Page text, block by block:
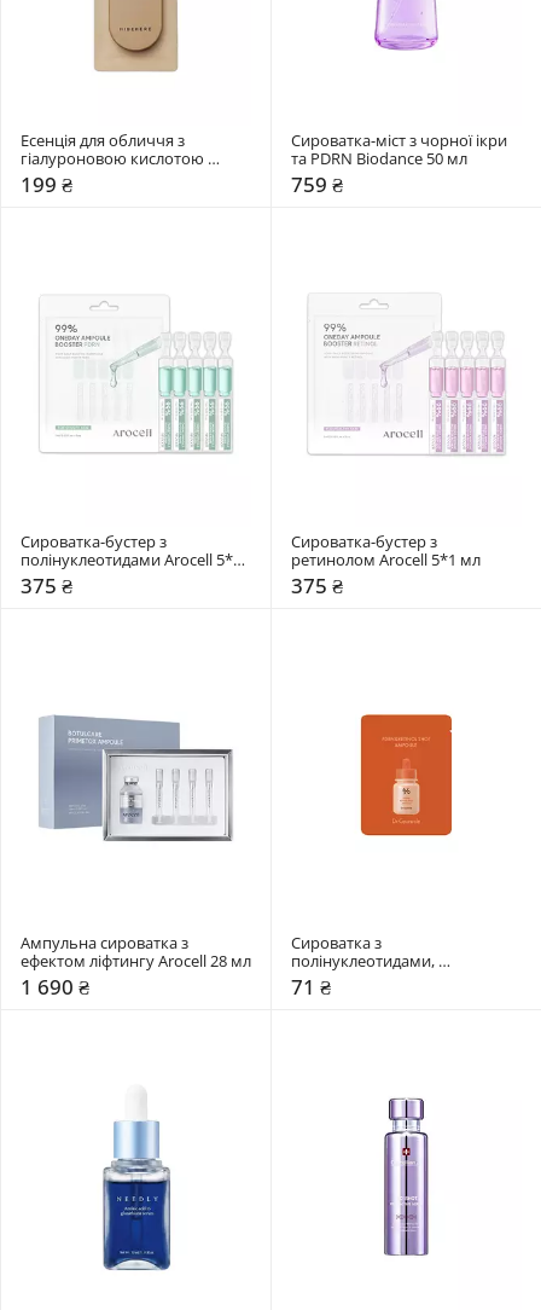
Есенція для обличчя з
гіалуроновою кислотою
Hidehere 25 мл
199 ₴
Сироватка-міст з чорної ікри
та PDRN Biodance 50 мл
759 ₴
Сироватка-бустер з
полінуклеотидами Arocell 5*1
мл
375 ₴
Сироватка-бустер з
ретинолом Arocell 5*1 мл
375 ₴
Ампульна сироватка з
ефектом ліфтингу Arocell 28 мл
1 690 ₴
Сироватка з
полінуклеотидами,
ретинолом та спікулами Dr.
Ceuracle 2 мл
71 ₴